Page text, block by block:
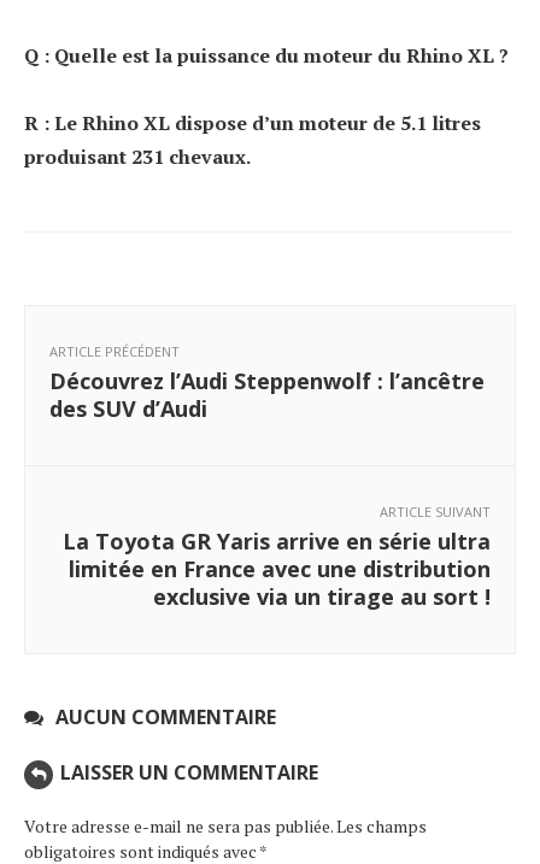
Q : Quelle est la puissance du moteur du Rhino XL ?
R : Le Rhino XL dispose d’un moteur de 5.1 litres
produisant 231 chevaux.
ARTICLE PRÉCÉDENT
Découvrez l’Audi Steppenwolf : l’ancêtre
des SUV d’Audi
ARTICLE SUIVANT
La Toyota GR Yaris arrive en série ultra
limitée en France avec une distribution
exclusive via un tirage au sort !
AUCUN COMMENTAIRE
LAISSER UN COMMENTAIRE
Votre adresse e-mail ne sera pas publiée.Les champs
obligatoires sont indiqués avec *